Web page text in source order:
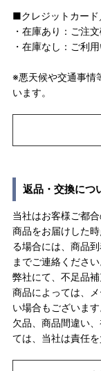
■クレジットカード
・在庫あり：ご注
・在庫なし：ご利
※悪天候や交通事情
います。
返品・交換につ
当社はお客様ご都
商品をお届けした
る場合には、商品
までご連絡ください
弊社にて、不足品補
商品によっては、
い場合もございま
欠品、商品間違い
ては、当社は責任を